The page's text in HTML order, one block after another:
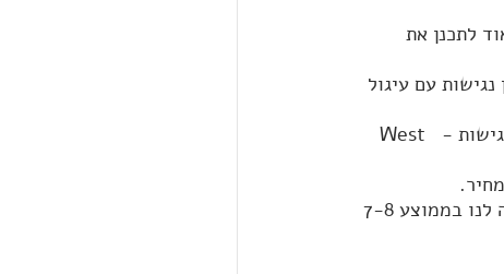
לתכנן את
עם עיגול
יחד עם זאת אנחנו גילנו שיש תחנה שרק צד אחד שלה נגיש למרות שהיא מסומנת בנגישות -  West